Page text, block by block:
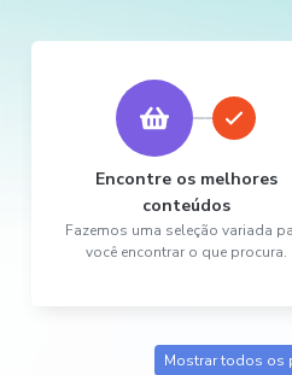
Encontre os melhores
conteúdos
Fazemos uma seleção variada
você encontrar o que procura.
Mostrar todos os